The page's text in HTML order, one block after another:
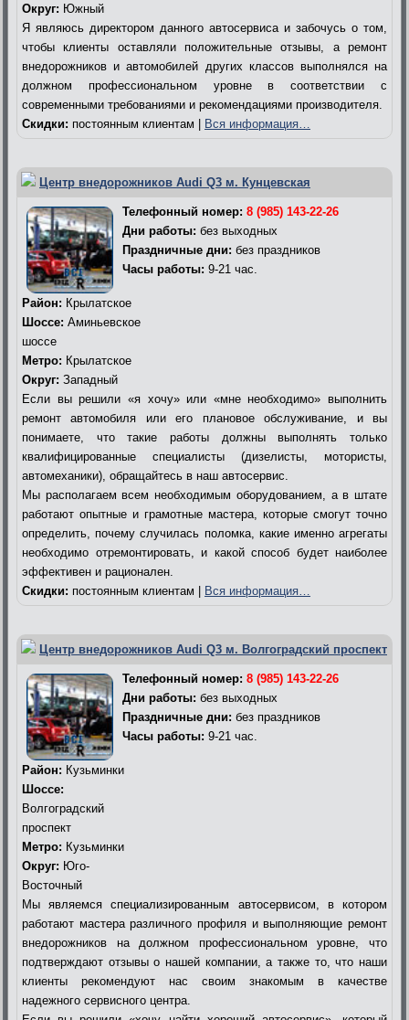
Округ: Южный
Я являюсь директором данного автосервиса и забочусь о том,
чтобы клиенты оставляли положительные отзывы, а ремонт
внедорожников и автомобилей других классов выполнялся на
должном профессиональном уровне в соответствии с
современными требованиями и рекомендациями производителя.
Скидки: постоянным клиентам | Вся информация…
Центр внедорожников Audi Q3 м. Кунцевская
Телефонный номер: 8 (985) 143-22-26
Дни работы: без выходных
Праздничные дни: без праздников
Часы работы: 9-21 час.
Район: Крылатское
Шоссе: Аминьевское
шоссе
Метро: Крылатское
Округ: Западный
Если вы решили «я хочу» или «мне необходимо» выполнить
ремонт автомобиля или его плановое обслуживание, и вы
понимаете, что такие работы должны выполнять только
квалифицированные специалисты (дизелисты, мотористы,
автомеханики), обращайтесь в наш автосервис.
Мы располагаем всем необходимым оборудованием, а в штате
работают опытные и грамотные мастера, которые смогут точно
определить, почему случилась поломка, какие именно агрегаты
необходимо отремонтировать, и какой способ будет наиболее
эффективен и рационален.
Скидки: постоянным клиентам | Вся информация…
Центр внедорожников Audi Q3 м. Волгоградский проспект
Телефонный номер: 8 (985) 143-22-26
Дни работы: без выходных
Праздничные дни: без праздников
Часы работы: 9-21 час.
Район: Кузьминки
Шоссе:
Волгоградский
проспект
Метро: Кузьминки
Округ: Юго-
Восточный
Мы являемся специализированным автосервисом, в котором
работают мастера различного профиля и выполняющие ремонт
внедорожников на должном профессиональном уровне, что
подтверждают отзывы о нашей компании, а также то, что наши
клиенты рекомендуют нас своим знакомым в качестве
надежного сервисного центра.